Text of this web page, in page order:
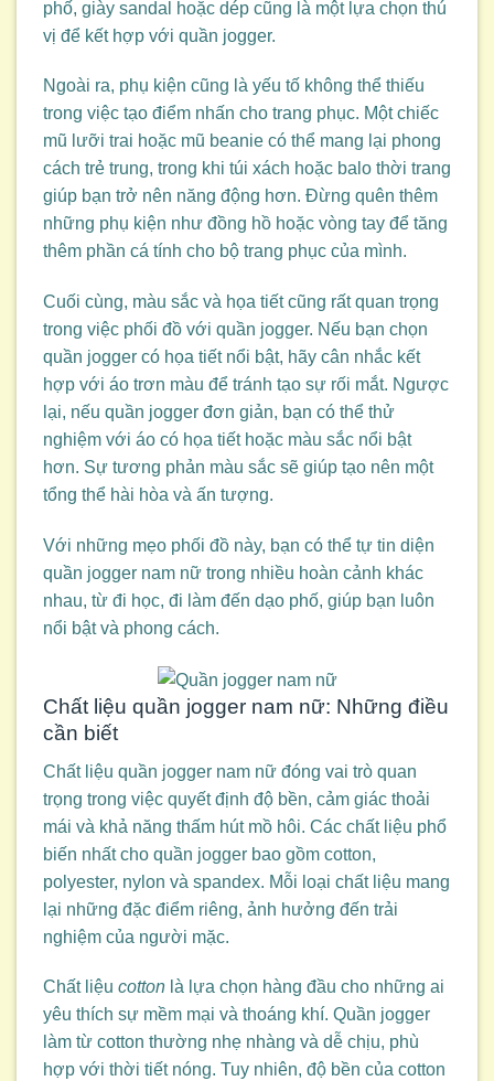
phố, giày sandal hoặc dép cũng là một lựa chọn thú
vị để kết hợp với quần jogger.
Ngoài ra, phụ kiện cũng là yếu tố không thể thiếu
trong việc tạo điểm nhấn cho trang phục. Một chiếc
mũ lưỡi trai hoặc mũ beanie có thể mang lại phong
cách trẻ trung, trong khi túi xách hoặc balo thời trang
giúp bạn trở nên năng động hơn. Đừng quên thêm
những phụ kiện như đồng hồ hoặc vòng tay để tăng
thêm phần cá tính cho bộ trang phục của mình.
Cuối cùng, màu sắc và họa tiết cũng rất quan trọng
trong việc phối đồ với quần jogger. Nếu bạn chọn
quần jogger có họa tiết nổi bật, hãy cân nhắc kết
hợp với áo trơn màu để tránh tạo sự rối mắt. Ngược
lại, nếu quần jogger đơn giản, bạn có thể thử
nghiệm với áo có họa tiết hoặc màu sắc nổi bật
hơn. Sự tương phản màu sắc sẽ giúp tạo nên một
tổng thể hài hòa và ấn tượng.
Với những mẹo phối đồ này, bạn có thể tự tin diện
quần jogger nam nữ trong nhiều hoàn cảnh khác
nhau, từ đi học, đi làm đến dạo phố, giúp bạn luôn
nổi bật và phong cách.
Chất liệu quần jogger nam nữ: Những điều
cần biết
Chất liệu quần jogger nam nữ đóng vai trò quan
trọng trong việc quyết định độ bền, cảm giác thoải
mái và khả năng thấm hút mồ hôi. Các chất liệu phổ
biến nhất cho quần jogger bao gồm cotton,
polyester, nylon và spandex. Mỗi loại chất liệu mang
lại những đặc điểm riêng, ảnh hưởng đến trải
nghiệm của người mặc.
Chất liệu cotton là lựa chọn hàng đầu cho những ai
yêu thích sự mềm mại và thoáng khí. Quần jogger
làm từ cotton thường nhẹ nhàng và dễ chịu, phù
hợp với thời tiết nóng. Tuy nhiên, độ bền của cotton